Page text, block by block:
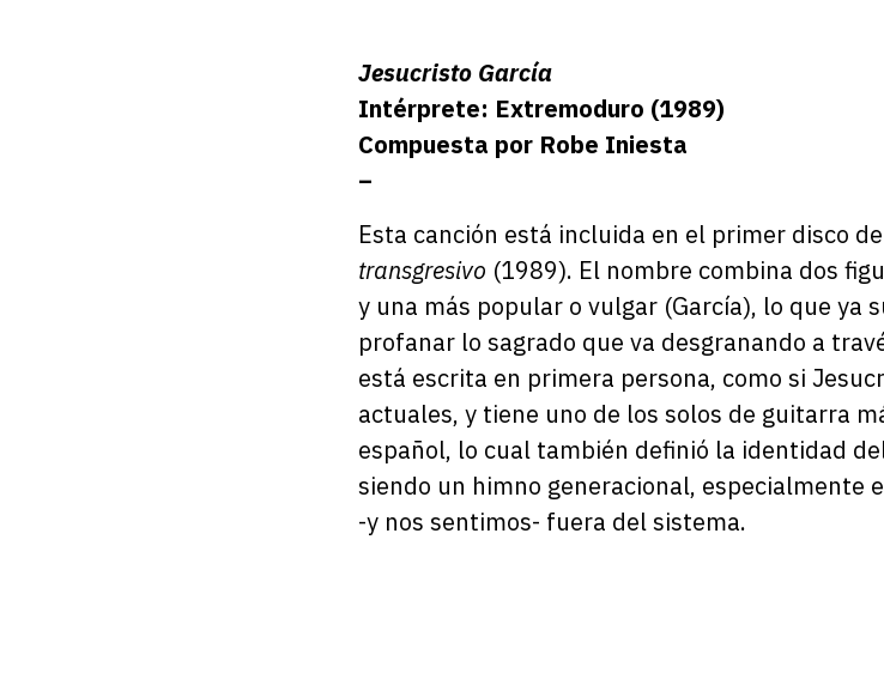
Jesucristo García
Intérprete: Extremoduro (1989)
Compuesta por Robe Iniesta
–
Esta canción está incluida en el primer disco de
transgresivo (1989). El nombre combina dos
y una más popular o vulgar (García), lo que ya
profanar lo sagrado que va desgranando a
está escrita en primera persona, como si
actuales, y tiene uno de los solos de guitarra
español, lo cual también definió la identidad
siendo un himno generacional, especialmente
-y nos sentimos- fuera del sistema.